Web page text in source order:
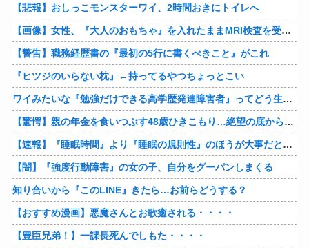
【悲報】おしっこモンスターワイ、2時間おきにトイレへ
【画像】女性、『大人のおもちゃ』を入れたままMRI検査を受けた結果 →
【警告】職務経歴書の『最初の5行に書くべきこと』がこれ
『ヒツジのいらない枕』←持ってるやつちょっとこい
ワイみたいな『勉強だけできる高学歴発達障害者』ってどう生きたらいいんや？
【驚愕】親の年金を食いつぶす48歳ひきこもり…絶望の底から家族を救ったのは『障害基礎年金』だった
【速報】『睡眠時間』より『睡眠の規則性』のほうが大事だと判明
【闇】『強度行動障害』の女の子、自分をグーパンしまくる
知り合いから『このLINE』きたら…お前らどうする？
【おすすめ漫画】悪魔さんとお歌癒される・・・・
【豊臣兄弟！】一課長死んでしもた・・・・